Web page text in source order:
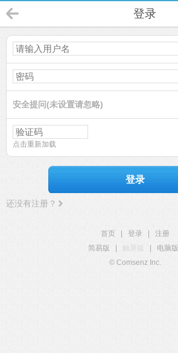
登录
安全提问(未设置请忽略)
点击重新加载
登录
还没有注册？
首页 登录
注册
简易版
触屏版 电脑版
© Comsenz Inc.